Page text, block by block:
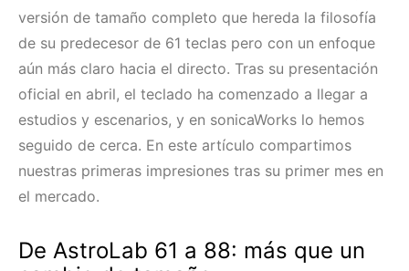
versión de tamaño completo que hereda la filosofía
de su predecesor de 61 teclas pero con un enfoque
aún más claro hacia el directo. Tras su presentación
oficial en abril, el teclado ha comenzado a llegar a
estudios y escenarios, y en sonicaWorks lo hemos
seguido de cerca. En este artículo compartimos
nuestras primeras impresiones tras su primer mes en
el mercado.
De AstroLab 61 a 88: más que un